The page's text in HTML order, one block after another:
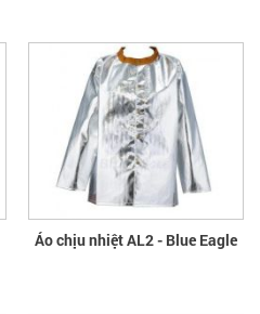
Áo chịu nhiệt AL2 - Blue Eagle